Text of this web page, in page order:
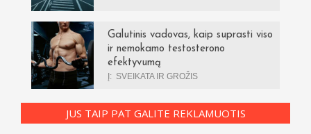
Galutinis vadovas, kaip suprasti viso
ir nemokamo testosterono
efektyvumą
Į: SVEIKATA IR GROŽIS
JUS TAIP PAT GALITE REKLAMUOTIS